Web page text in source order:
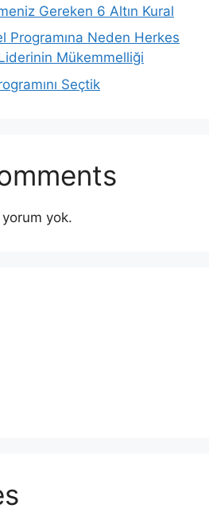
Gereken 6 Altın Kural
Programına Neden Herkes
Mükemmelliği
Seçtik
yok.